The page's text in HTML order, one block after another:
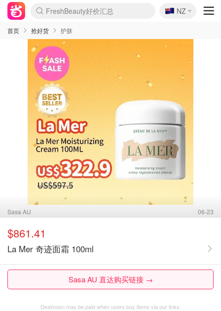
lululemon折扣上新
Sasa美妆护肤3.5折
SSENSE年中2.5折
FreshBeauty好价汇总
Cettire降价+叠9折
WWS Coles超市实拍
viagogo二手票捡漏
Myer超级周末
The Outnet奢牌1折起
David Jones 3折起
Flannels大牌1折
Perfumes Club护肤1折
AMIRO面罩$251
Amazon折扣汇总
eToro入金$200送$50
Amazon数码好物
ICONIC本周7.5折
ThedoubleF高奢地板价
Moose Knuckles 6折
丝芙兰5折起
EUFY摄像头$98
Selenichast首饰2折
Trip机票酒店促销
YSL送5件彩妆礼
Amazon家居好物
Amazon美妆护肤
雅漾大喷$8
过敏原检测盒$33
伊索独家赠50ml沐浴露
科颜氏高保湿面霜$29
SEALIFE海洋馆门票6折
丝塔芙大白罐$16
订阅Newsletter送香薰
Cult Beauty 6.8折
Harrods圣诞日历$525
LN-CC奢牌私促3折
d'Alba空姐喷雾$16
EVE LOM套装£56
Bernardelli独家4折
Adore Beauty 6折起
CT圣诞日历
Mytheresa奢品2.7折
Luxury Escapes 9折
Currentbody美容仪$881
MOON Garden Live
Roborock扫地机$649
Tingo Life水杯$24
Valentino官网5折
CR洗护套装$23
修丽可4件套$159
Myer彩妆2件7折
GANNI官网4.5折
Stylevana韩妆4折
Tessabit高奢8.5折
OGX洗发水$11
Amazon阿德莱德次日达
卡诗8.5折+赠礼
Philips Hue灯具8折
🇳🇿
NZ
首页 抢好货 护肤
Sasa AU 06-23
$861.41
La Mer 奇迹面霜 100ml
Sasa AU 直达购买链接 →
Dealmoon may be paid when users buy items via our links.